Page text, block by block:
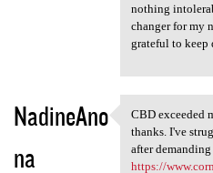
nothing
changer for my
grateful to keep
NadineAno
na
CBD
CBD exceeded
thanks. I've
after
https://